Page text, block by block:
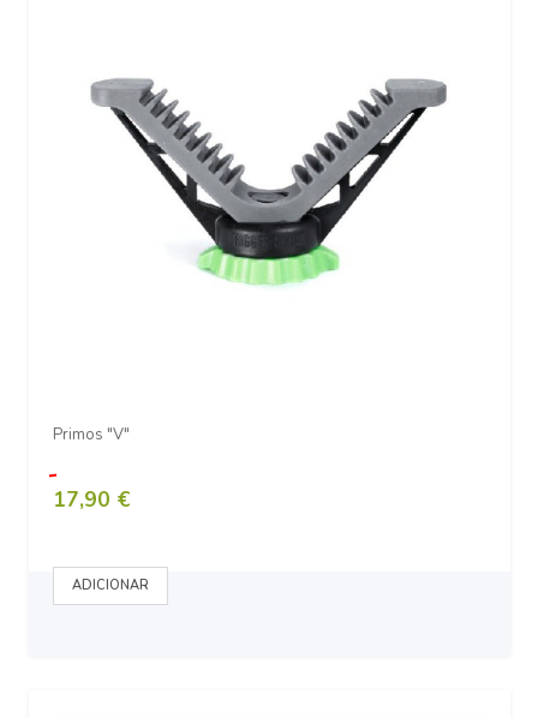
Primos "V"
17,90 €